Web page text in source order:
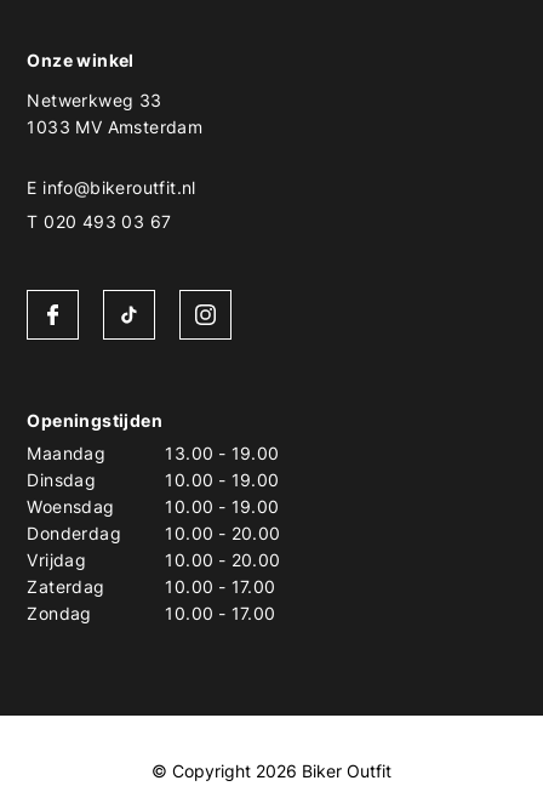
Onze winkel
Netwerkweg 33
1033 MV Amsterdam
E info@bikeroutfit.nl
T 020 493 03 67
Openingstijden
Maandag
13.00 - 19.00
Dinsdag
10.00 - 19.00
Woensdag
10.00 - 19.00
Donderdag
10.00 - 20.00
Vrijdag
10.00 - 20.00
Zaterdag
10.00 - 17.00
Zondag
10.00 - 17.00
© Copyright 2026 Biker Outfit